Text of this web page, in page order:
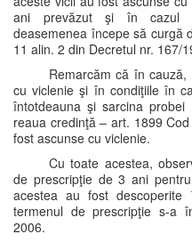
ani prevăzut şi în cazul
deasemenea începe să curgă
11 alin. 2 din Decretul nr. 167/
Remarcăm că în
cu viclenie şi în condiţiile în
întotdeauna şi sarcina
reaua credinţă – art. 1899
fost ascunse cu viclenie.
Cu toate acestea,
de prescripţie de 3 ani
acestea au fost
termenul de prescripţie s-a
2006.